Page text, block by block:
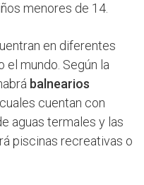
menores de 14.
en diferentes
el mundo. Según la
balnearios
cuentan con
aguas termales y las
piscinas recreativas o